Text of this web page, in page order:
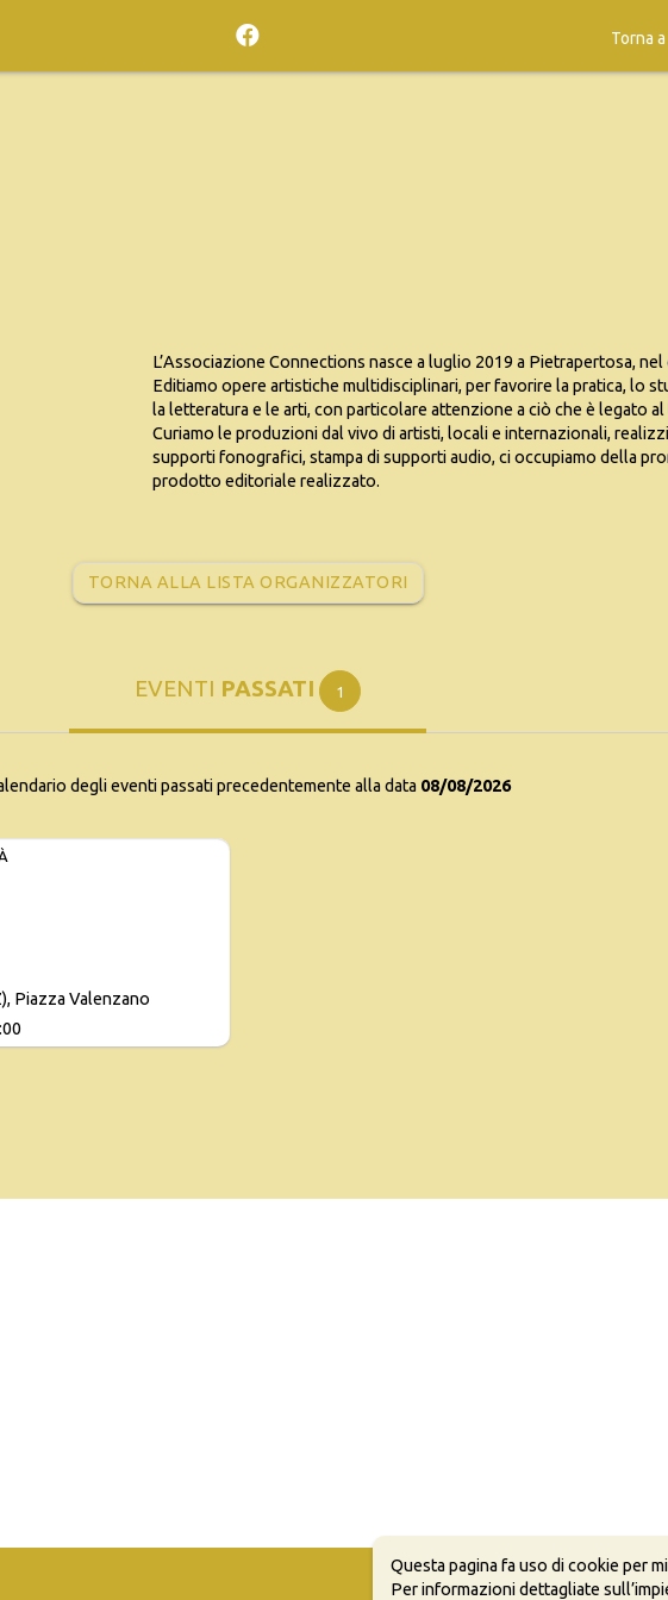
Torna
L’Associazione Connections nasce a luglio 2019 a Pietrapertosa,
Editiamo opere artistiche multidisciplinari, per favorire la pratica, lo
la letteratura e le arti, con particolare attenzione a ciò che è legato
Curiamo le produzioni dal vivo di artisti, locali e internazionali,
supporti fonografici, stampa di supporti audio, ci occupiamo della
prodotto editoriale realizzato.
TORNA ALLA LISTA ORGANIZZATORI
EVENTI PASSATI 1
degli eventi passati precedentemente alla data 08/08/2026
Piazza Valenzano
Questa pagina fa uso di cookie per
Per informazioni dettagliate